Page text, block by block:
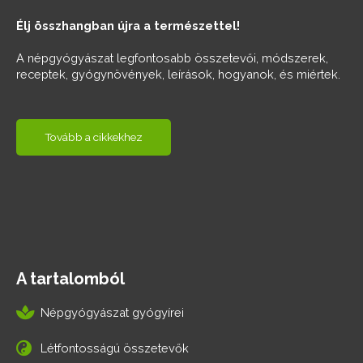
Élj összhangban újra a természettel!
A népgyógyászat legfontosabb összetevői, módszerek,
receptek, gyógynövények, leírások, hogyanok, és miértek.
Tovább a cikkekhez
A tartalomból
Népgyógyászat gyógyírei
Létfontosságú összetevők